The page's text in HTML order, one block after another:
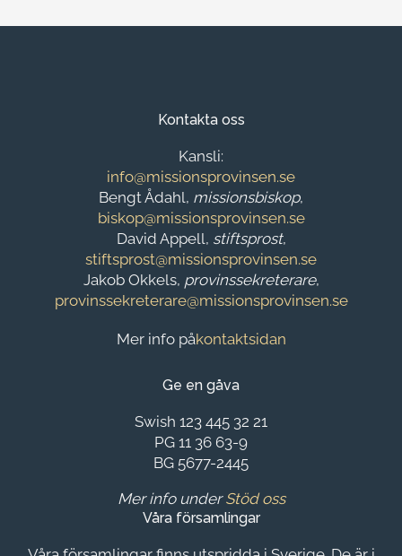
Kontakta oss
Kansli:
info@missionsprovinsen.se
Bengt Ådahl, missionsbiskop,
biskop@missionsprovinsen.se
David Appell, stiftsprost,
stiftsprost@missionsprovinsen.se
Jakob Okkels, provinssekreterare,
provinssekreterare@missionsprovinsen.se
Mer info påkontaktsidan
Ge en gåva
Swish 123 445 32 21
PG 11 36 63-9
BG 5677-2445
Mer info underStöd oss
Våra församlingar